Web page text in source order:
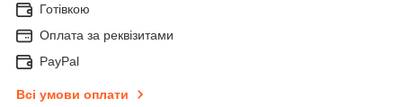
Готівкою
Оплата за реквізитами
PayPal
Всі умови оплати